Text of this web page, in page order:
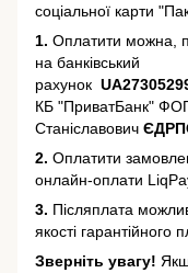
соціальної карти
1. Оплатити можна,
на банківський
рахунок
КБ "ПриватБанк"
Станіславович
2. Оплатити
онлайн-оплати
3. Післяплата
якості гарантійного
Зверніть увагу!